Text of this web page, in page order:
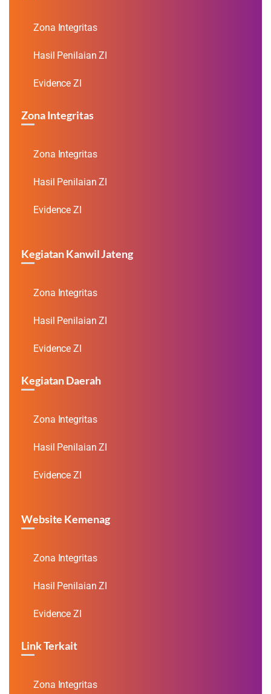
Zona Integritas
Hasil Penilaian ZI
Evidence ZI
Zona Integritas
Zona Integritas
Hasil Penilaian ZI
Evidence ZI
Kegiatan Kanwil Jateng
Zona Integritas
Hasil Penilaian ZI
Evidence ZI
Kegiatan Daerah
Zona Integritas
Hasil Penilaian ZI
Evidence ZI
Website Kemenag
Zona Integritas
Hasil Penilaian ZI
Evidence ZI
Link Terkait
Zona Integritas